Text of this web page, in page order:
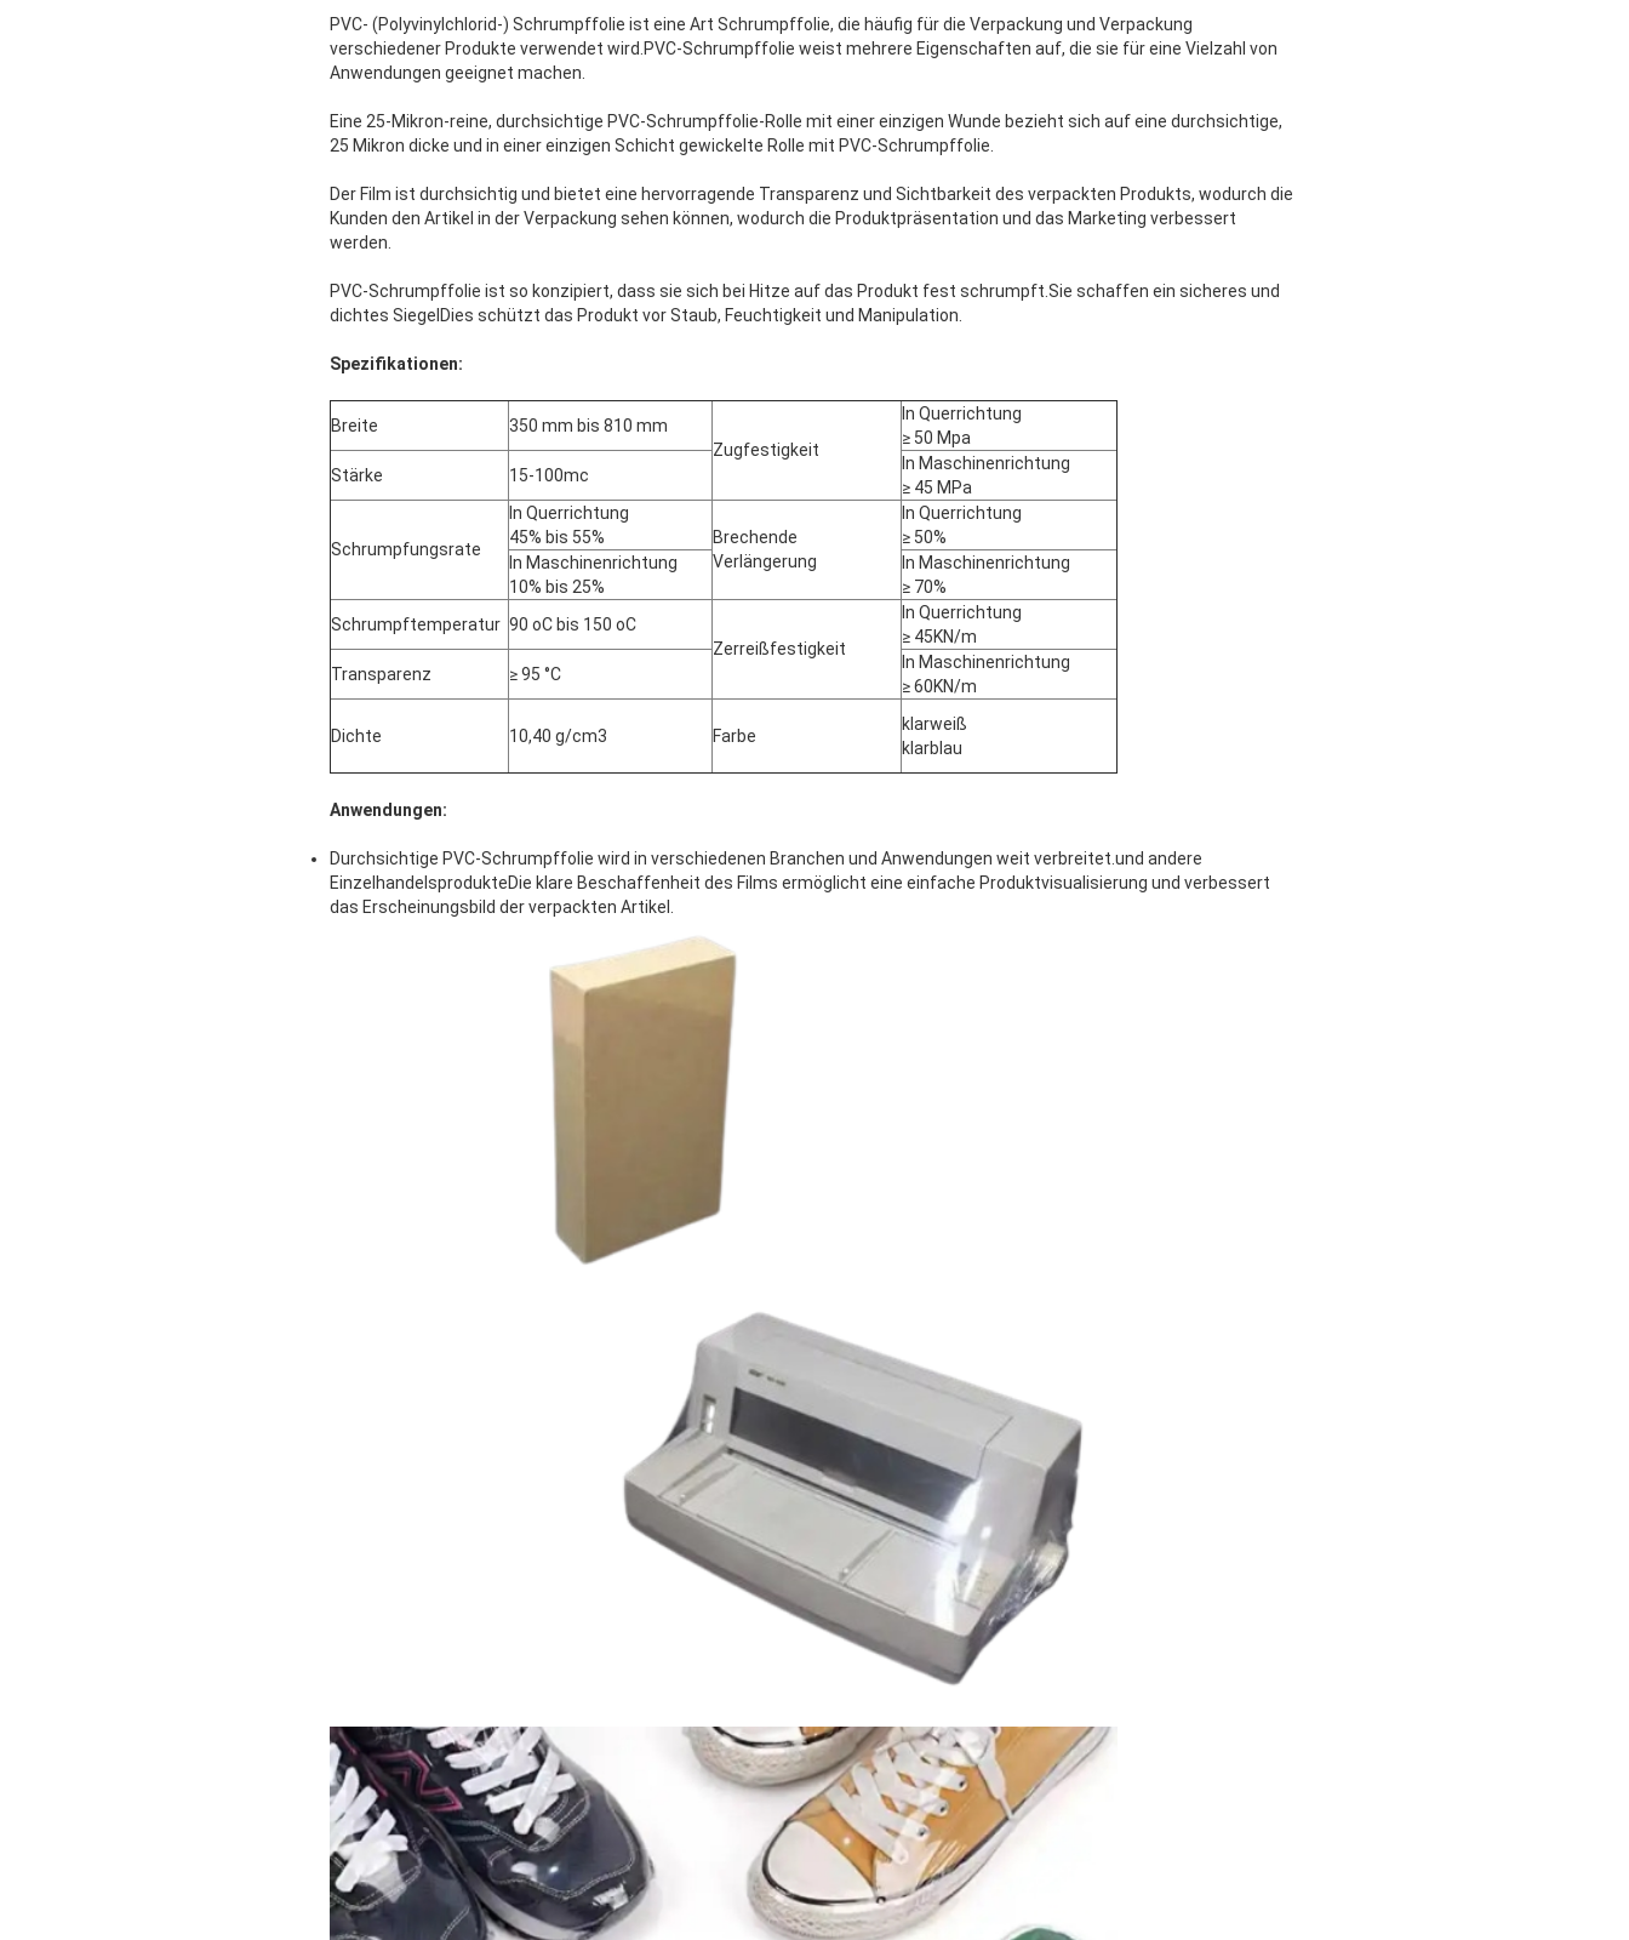
PVC- (Polyvinylchlorid-) Schrumpffolie ist eine Art Schrumpffolie, die häufig für die Verpackung und Verpackung
verschiedener Produkte verwendet wird.PVC-Schrumpffolie weist mehrere Eigenschaften auf, die sie für eine Vielzahl von
Anwendungen geeignet machen.
Eine 25-Mikron-reine, durchsichtige PVC-Schrumpffolie-Rolle mit einer einzigen Wunde bezieht sich auf eine durchsichtige,
25 Mikron dicke und in einer einzigen Schicht gewickelte Rolle mit PVC-Schrumpffolie.
Der Film ist durchsichtig und bietet eine hervorragende Transparenz und Sichtbarkeit des verpackten Produkts, wodurch die
Kunden den Artikel in der Verpackung sehen können, wodurch die Produktpräsentation und das Marketing verbessert
werden.
PVC-Schrumpffolie ist so konzipiert, dass sie sich bei Hitze auf das Produkt fest schrumpft.Sie schaffen ein sicheres und
dichtes SiegelDies schützt das Produkt vor Staub, Feuchtigkeit und Manipulation.
Spezifikationen:
Breite
350 mm bis 810 mm
Zugfestigkeit
In Querrichtung
≥ 50 Mpa
Stärke
15-100mc
In Maschinenrichtung
≥ 45 MPa
Schrumpfungsrate
In Querrichtung
45% bis 55%
Brechende
Verlängerung
In Querrichtung
≥ 50%
In Maschinenrichtung
10% bis 25%
In Maschinenrichtung
≥ 70%
Schrumpftemperatur 90 oC bis 150 oC
Zerreißfestigkeit
In Querrichtung
≥ 45KN/m
Transparenz
≥ 95 °C
In Maschinenrichtung
≥ 60KN/m
Dichte 10,40 g/cm3 Farbe
klarweiß
klarblau
Anwendungen:
Durchsichtige PVC-Schrumpffolie wird in verschiedenen Branchen und Anwendungen weit verbreitet.und andere
EinzelhandelsprodukteDie klare Beschaffenheit des Films ermöglicht eine einfache Produktvisualisierung und verbessert
das Erscheinungsbild der verpackten Artikel.